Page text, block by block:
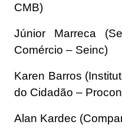
CMB)
Júnior Marreca
Comércio – Seinc)
Karen Barros
do Cidadão –
Alan Kardec